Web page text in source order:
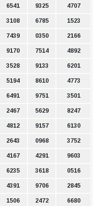
6541 9325 4707
3108 6785 1523
7439 0350 2166
9170 7514 4892
3528 9133 6201
5194 8610 4773
6491 9751 3501
2467 5629 8247
4812 9157 6130
2643 0968 3752
4167 4291 9603
6235 3618 0516
4391 9706 2845
1506 2472 6680